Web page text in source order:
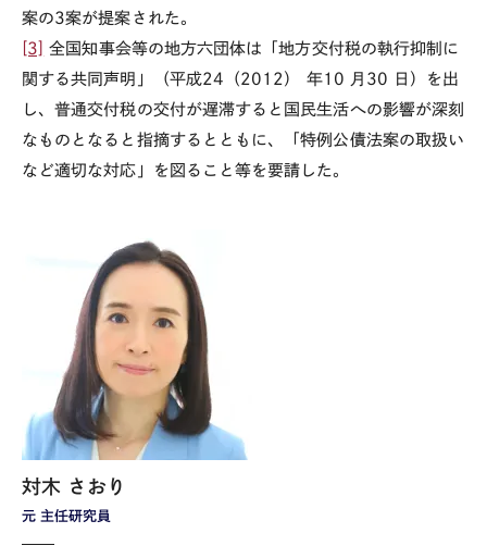
案の3案が提案された。
[3] 全国知事会等の地方六団体は「地方交付税の執行抑制に
関する共同声明」（平成24（2012） 年10 月 30 日）を出
し、普通交付税の交付が遅滞すると国民生活への影響が深刻
なものとなると指摘するとともに、「特例公債法案の取扱い
など適切な対応」を図ること等を要請した。
元 主任研究員
対木 さおり